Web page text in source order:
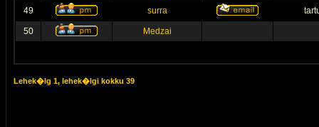
49 surra
50 Medzai
Lehek�lg 1, lehek�lgi kokku 39